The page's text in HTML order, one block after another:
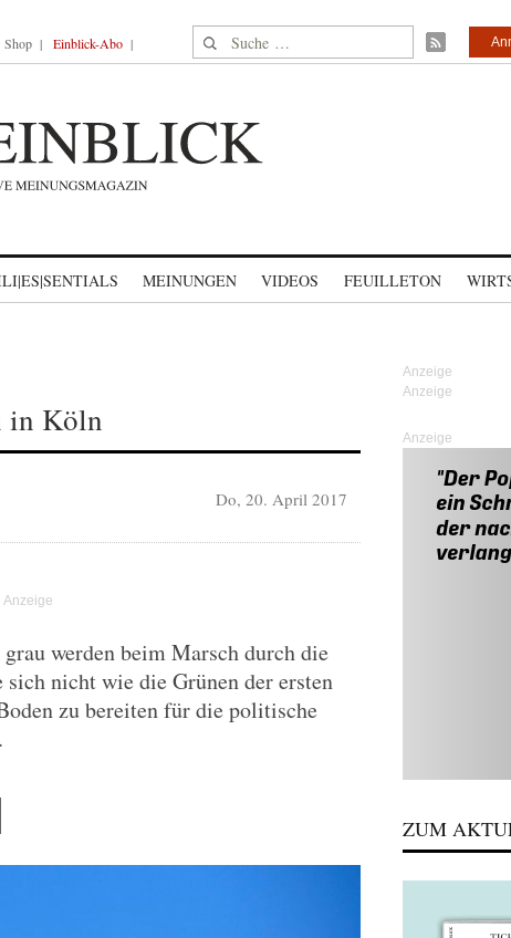
Shop Einblick-Abo Suche nach:
MEINUNGEN VIDEOS FEUILLETON
in Köln
Do, 20. April 2017
werden beim Marsch durch die
nicht wie die Grünen der ersten
zu bereiten für die politische
Anzeige
ZUM